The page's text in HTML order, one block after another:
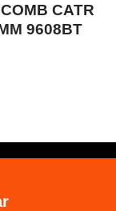
CATR
9608BT